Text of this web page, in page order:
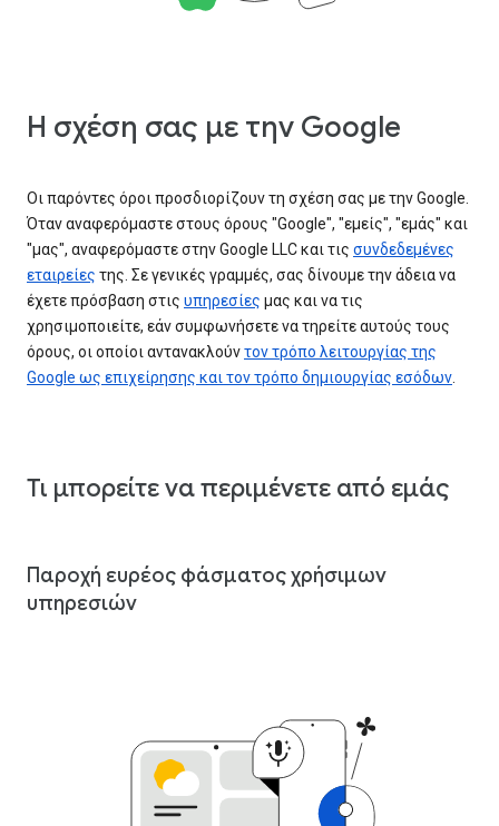
Η σχέση σας με την Google
Οι παρόντες όροι προσδιορίζουν τη σχέση σας με την Google.
Όταν αναφερόμαστε στους όρους "Google", "εμείς", "εμάς" και
"μας", αναφερόμαστε στην Google LLC και τις συνδεδεμένες
εταιρείες της. Σε γενικές γραμμές, σας δίνουμε την άδεια να
έχετε πρόσβαση στις υπηρεσίες μας και να τις
χρησιμοποιείτε, εάν συμφωνήσετε να τηρείτε αυτούς τους
όρους, οι οποίοι αντανακλούντον τρόπο λειτουργίας της
Google ως επιχείρησης και τον τρόπο δημιουργίας εσόδων
Τι μπορείτε να περιμένετε από εμάς
Παροχή ευρέος φάσματος χρήσιμων
υπηρεσιών